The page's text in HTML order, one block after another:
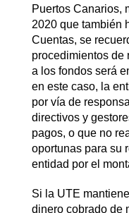
Puertos Canarios,
2020 que también
Cuentas, se
procedimientos de
a los fondos será
en este caso, la
por vía de
directivos y
pagos, o que no
oportunas para su
entidad por el
Si la UTE
dinero cobrado de